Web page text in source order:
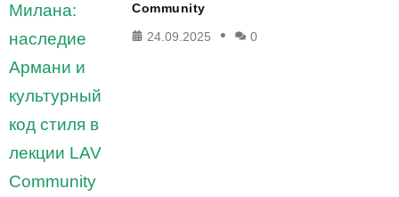
Community
24.09.2025
0